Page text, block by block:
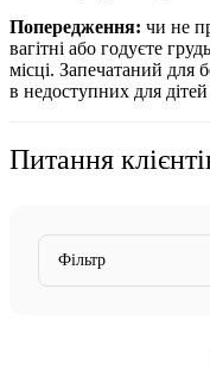
Попередження: чи не
вагітні або годуєте
місці. Запечатаний для
в недоступних для дітей
Питання
Фільтр